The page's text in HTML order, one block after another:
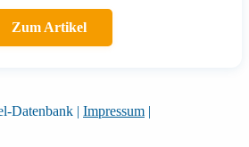
Zum Artikel
Datenbank | Impressum |